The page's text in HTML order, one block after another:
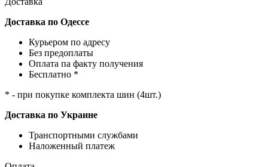
Доставка по Одессе
Курьером по адресу
Без предоплаты
Оплата па факту получения
Бесплатно *
* - при покупке комплекта шин (4шт.)
Доставка по Украине
Транспортными службами
Наложенный платеж